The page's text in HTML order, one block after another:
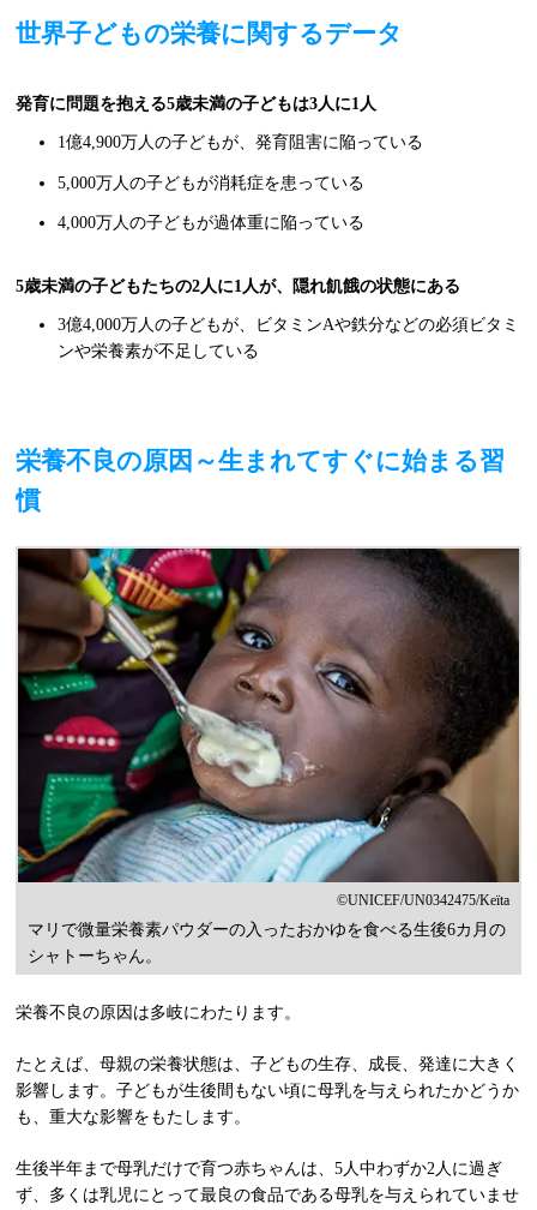
世界子どもの栄養に関するデータ
発育に問題を抱える5歳未満の子どもは3人に1人
1億4,900万人の子どもが、発育阻害に陥っている
5,000万人の子どもが消耗症を患っている
4,000万人の子どもが過体重に陥っている
5歳未満の子どもたちの2人に1人が、隠れ飢餓の状態にある
3億4,000万人の子どもが、ビタミンAや鉄分などの必須ビタミ
ンや栄養素が不足している
栄養不良の原因～生まれてすぐに始まる習
慣
©UNICEF/UN0342475/Keïta
マリで微量栄養素パウダーの入ったおかゆを食べる生後6カ月の
シャトーちゃん。
栄養不良の原因は多岐にわたります。
たとえば、母親の栄養状態は、子どもの生存、成長、発達に大きく
影響します。子どもが生後間もない頃に母乳を与えられたかどうか
も、重大な影響をもたします。
生後半年まで母乳だけで育つ赤ちゃんは、5人中わずか2人に過ぎ
ず、多くは乳児にとって最良の食品である母乳を与えられていませ